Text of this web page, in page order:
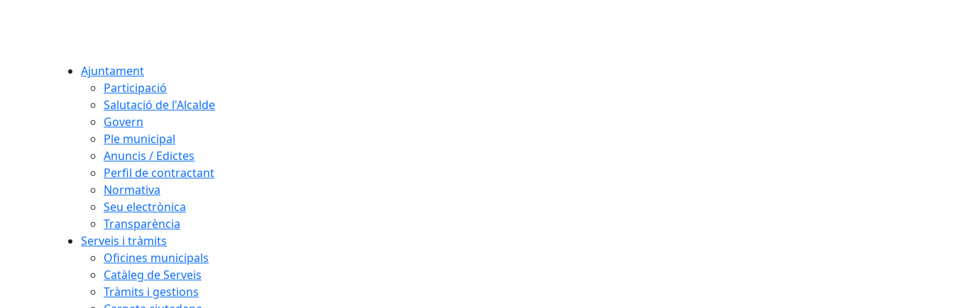
Ajuntament
Participació
Salutació de l'Alcalde
Govern
Ple municipal
Anuncis / Edictes
Perfil de contractant
Normativa
Seu electrònica
Transparència
Serveis i tràmits
Oficines municipals
Catàleg de Serveis
Tràmits i gestions